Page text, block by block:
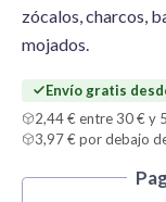
zócalos, charcos,
mojados.
Envío gratis
2,44 € entre 30 € y
3,97 € por debajo